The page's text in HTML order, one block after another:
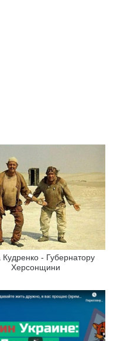
- Губернатору
Херсонщини